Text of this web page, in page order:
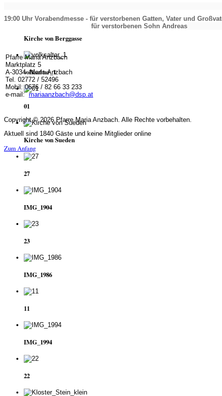
Kirche von Berggasse
volksaltar_1
01
Kirche von Sueden
27
IMG_1904
23
IMG_1986
11
IMG_1994
22
19:00 Uhr Vorabendmesse - für verstorbenen Gatten, Vater und
für verstorbenen Sohn Andreas
Pfarre Maria Anzbach
Marktplatz 5
A-3034 Maria Anzbach
Tel. 02772 / 52496
Mobil: 0676 / 82 66 33 233
e-mail:mariaanzbach@dsp.at
Copyright © 2026 Pfarre Maria Anzbach. Alle Rechte vorbehalten.
Aktuell sind 1840 Gäste und keine Mitglieder online
Zum Anfang